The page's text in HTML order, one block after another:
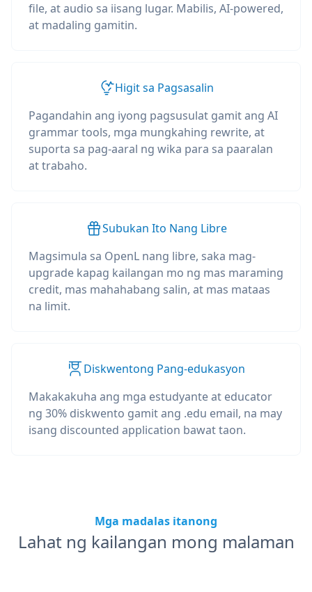
file, at audio sa iisang lugar. Mabilis, AI-powered,
at madaling gamitin.
Higit sa Pagsasalin
Pagandahin ang iyong pagsusulat gamit ang AI
grammar tools, mga mungkahing rewrite, at
suporta sa pag-aaral ng wika para sa paaralan
at trabaho.
Subukan Ito Nang Libre
Magsimula sa OpenL nang libre, saka mag-
upgrade kapag kailangan mo ng mas maraming
credit, mas mahahabang salin, at mas mataas
na limit.
Diskwentong Pang-edukasyon
Makakakuha ang mga estudyante at educator
ng 30% diskwento gamit ang .edu email, na may
isang discounted application bawat taon.
Mga madalas itanong
Lahat ng kailangan mong malaman